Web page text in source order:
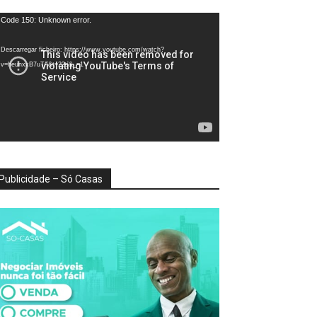
Code 150: Unknown error.
Descarregar ficheiro: https://www.youtube.com/watch?
v=heunxxB7uTA&t=22s&_=1
Publicidade – Só Casas